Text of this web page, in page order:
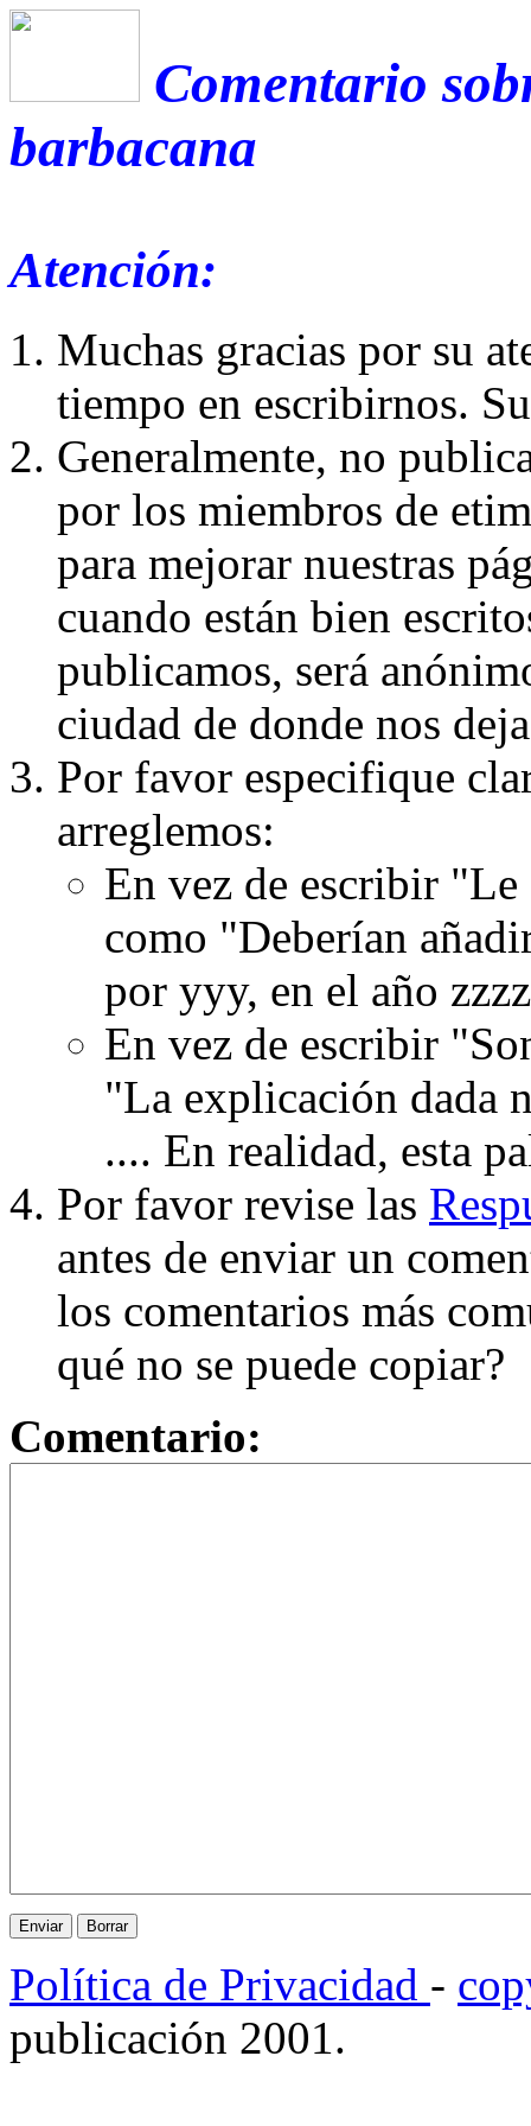
Comentario
barbacana
Atención:
Muchas gracias por su
tiempo en escribirnos.
Generalmente, no
por los miembros de
para mejorar nuestras
cuando están bien
publicamos, será
ciudad de donde nos
Por favor especifique
arreglemos:
En vez de escribir
como "Deberían
por yyy, en el año
En vez de escribir
"La explicación dada
.... En realidad, esta
Por favor revise las
antes de enviar un
los comentarios más
qué no se puede copiar?
Comentario:
Política de Privacidad -
publicación 2001.